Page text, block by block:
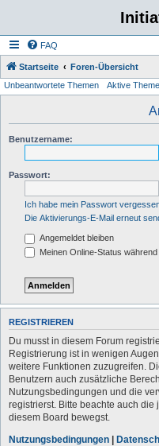
FAQ
Startseite Foren-Übersicht
Unbeantwortete Themen Aktive
Benutzername:
Passwort:
Ich habe mein Passwort
Die Aktivierungs-E-Mail erneut
Angemeldet bleiben
Meinen Online-Status
REGISTRIEREN
Du musst in diesem Forum
Registrierung ist in wenigen
weitere Funktionen zuzugreifen.
Benutzern auch zusätzliche
Nutzungsbedingungen und die
registrierst. Bitte beachte auch
diesem Board bewegst.
Nutzungsbedingungen |